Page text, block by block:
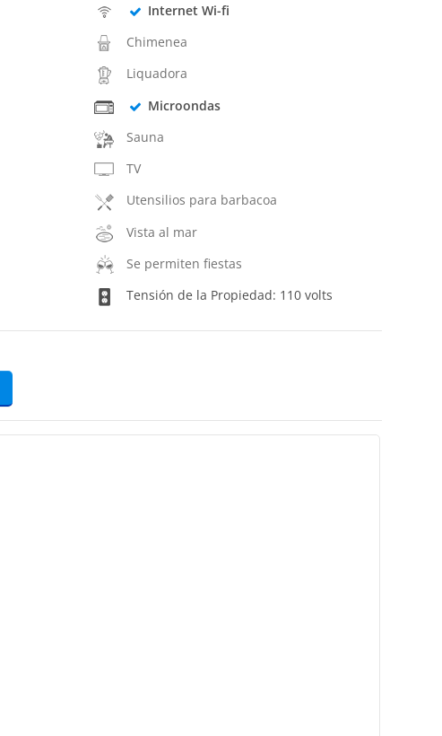
Internet Wi-fi
Chimenea
Liquadora
Microondas
Sauna
TV
Utensilios para barbacoa
Vista al mar
Se permiten fiestas
Tensión de la Propiedad: 110 volts